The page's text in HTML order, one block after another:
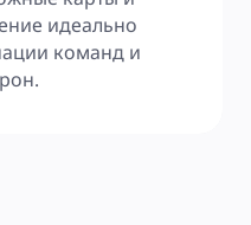
идеально
команд и